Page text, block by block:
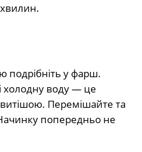
подрібніть у фарш.
холодну воду — це
Перемішайте та
попередньо не